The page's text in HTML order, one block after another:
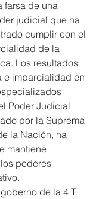
farsa de una
judicial que ha
cumplir con el
de la
Los resultados
e imparcialidad en
Poder Judicial
por la Suprema
la Nación, ha
mantiene
poderes
de la 4 T